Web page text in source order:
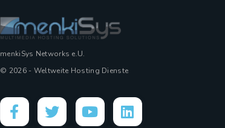
menkiSys Networks e.U.
© 2026 - Weltweite Hosting Dienste